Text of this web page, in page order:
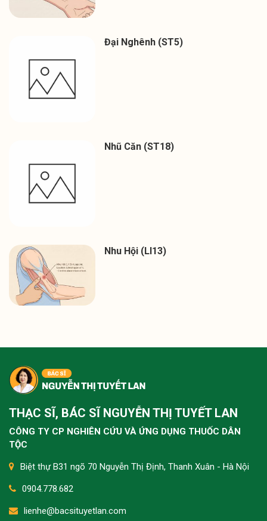
Đại Nghênh (ST5)
Nhũ Căn (ST18)
Nhu Hội (LI13)
THẠC SĨ, BÁC SĨ NGUYỄN THỊ TUYẾT LAN
CÔNG TY CP NGHIÊN CỨU VÀ ỨNG DỤNG THUỐC DÂN
TỘC
Biệt thự B31 ngõ 70 Nguyễn Thị Định, Thanh Xuân - Hà Nội
0904.778.682
lienhe@bacsituyetlan.com